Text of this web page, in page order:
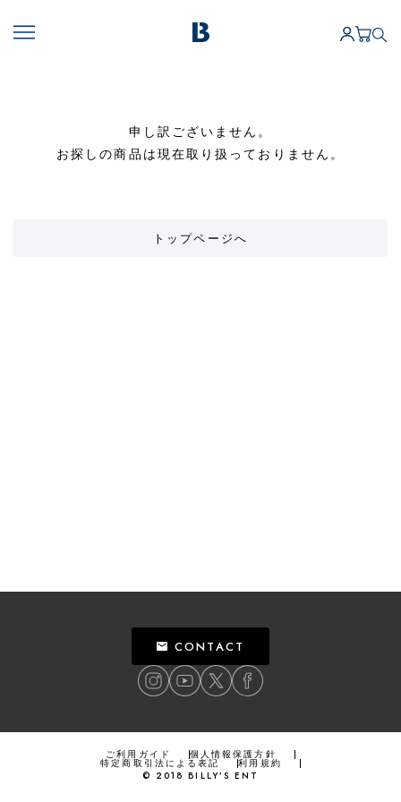
申し訳ございません。
お探しの商品は現在取り扱っておりません。
トップページへ
CONTACT
ご利用ガイド 個人情報保護方針
特定商取引法による表記
利用規約
© 2018 BILLY’S ENT